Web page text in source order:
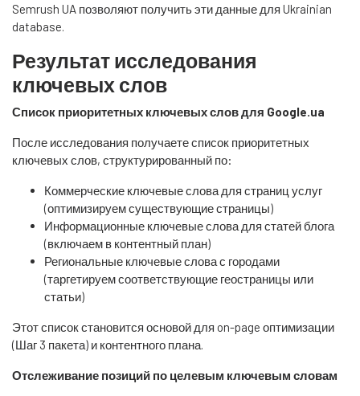
Semrush UA позволяют получить эти данные для Ukrainian
database.
Результат исследования
ключевых слов
Список приоритетных ключевых слов для Google.ua
После исследования получаете список приоритетных
ключевых слов, структурированный по:
Коммерческие ключевые слова для страниц услуг
(оптимизируем существующие страницы)
Информационные ключевые слова для статей блога
(включаем в контентный план)
Региональные ключевые слова с городами
(таргетируем соответствующие геостраницы или
статьи)
Этот список становится основой для on-page оптимизации
(Шаг 3 пакета) и контентного плана.
Отслеживание позиций по целевым ключевым словам